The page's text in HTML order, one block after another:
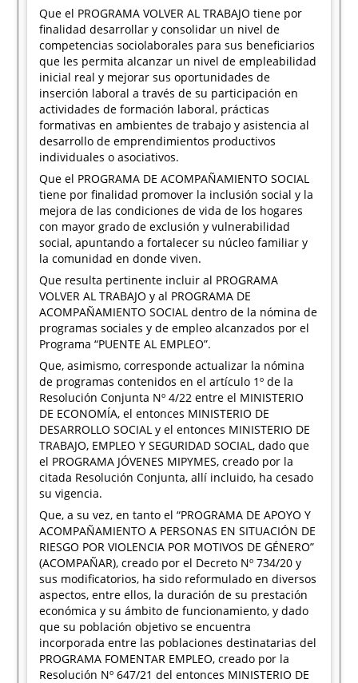
Que el PROGRAMA VOLVER AL TRABAJO tiene por
finalidad desarrollar y consolidar un nivel de
competencias sociolaborales para sus beneficiarios
que les permita alcanzar un nivel de empleabilidad
inicial real y mejorar sus oportunidades de
inserción laboral a través de su participación en
actividades de formación laboral, prácticas
formativas en ambientes de trabajo y asistencia al
desarrollo de emprendimientos productivos
individuales o asociativos.
Que el PROGRAMA DE ACOMPAÑAMIENTO SOCIAL
tiene por finalidad promover la inclusión social y la
mejora de las condiciones de vida de los hogares
con mayor grado de exclusión y vulnerabilidad
social, apuntando a fortalecer su núcleo familiar y
la comunidad en donde viven.
Que resulta pertinente incluir al PROGRAMA
VOLVER AL TRABAJO y al PROGRAMA DE
ACOMPAÑAMIENTO SOCIAL dentro de la nómina de
programas sociales y de empleo alcanzados por el
Programa “PUENTE AL EMPLEO”.
Que, asimismo, corresponde actualizar la nómina
de programas contenidos en el artículo 1º de la
Resolución Conjunta Nº 4/22 entre el MINISTERIO
DE ECONOMÍA, el entonces MINISTERIO DE
DESARROLLO SOCIAL y el entonces MINISTERIO DE
TRABAJO, EMPLEO Y SEGURIDAD SOCIAL, dado que
el PROGRAMA JÓVENES MIPYMES, creado por la
citada Resolución Conjunta, allí incluido, ha cesado
su vigencia.
Que, a su vez, en tanto el “PROGRAMA DE APOYO Y
ACOMPAÑAMIENTO A PERSONAS EN SITUACIÓN DE
RIESGO POR VIOLENCIA POR MOTIVOS DE GÉNERO”
(ACOMPAÑAR), creado por el Decreto Nº 734/20 y
sus modificatorios, ha sido reformulado en diversos
aspectos, entre ellos, la duración de su prestación
económica y su ámbito de funcionamiento, y dado
que su población objetivo se encuentra
incorporada entre las poblaciones destinatarias del
PROGRAMA FOMENTAR EMPLEO, creado por la
Resolución Nº 647/21 del entonces MINISTERIO DE